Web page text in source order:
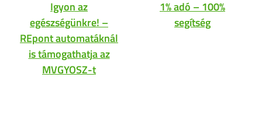
Igyon az
egészségünkre! –
REpont automatáknál
is támogathatja az
MVGYOSZ-t
1% adó – 100%
segítség